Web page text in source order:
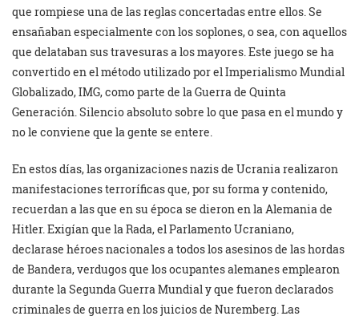
que rompiese una de las reglas concertadas entre ellos. Se
ensañaban especialmente con los soplones, o sea, con aquellos
que delataban sus travesuras a los mayores. Este juego se ha
convertido en el método utilizado por el Imperialismo Mundial
Globalizado, IMG, como parte de la Guerra de Quinta
Generación. Silencio absoluto sobre lo que pasa en el mundo y
no le conviene que la gente se entere.
En estos días, las organizaciones nazis de Ucrania realizaron
manifestaciones terroríficas que, por su forma y contenido,
recuerdan a las que en su época se dieron en la Alemania de
Hitler. Exigían que la Rada, el Parlamento Ucraniano,
declarase héroes nacionales a todos los asesinos de las hordas
de Bandera, verdugos que los ocupantes alemanes emplearon
durante la Segunda Guerra Mundial y que fueron declarados
criminales de guerra en los juicios de Nuremberg. Las